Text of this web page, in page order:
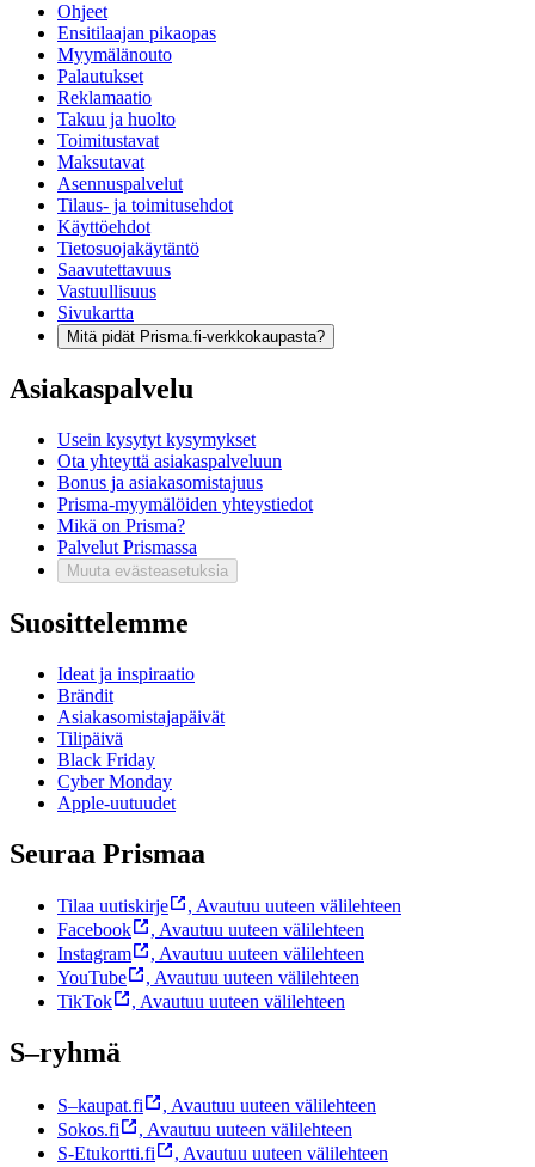
Ohjeet
Ensitilaajan pikaopas
Myymälänouto
Palautukset
Reklamaatio
Takuu ja huolto
Toimitustavat
Maksutavat
Asennuspalvelut
Tilaus- ja toimitusehdot
Käyttöehdot
Tietosuojakäytäntö
Saavutettavuus
Vastuullisuus
Sivukartta
Mitä pidät Prisma.fi-verkkokaupasta?
Asiakaspalvelu
Usein kysytyt kysymykset
Ota yhteyttä asiakaspalveluun
Bonus ja asiakasomistajuus
Prisma-myymälöiden yhteystiedot
Mikä on Prisma?
Palvelut Prismassa
Muuta evästeasetuksia
Suosittelemme
Ideat ja inspiraatio
Brändit
Asiakasomistajapäivät
Tilipäivä
Black Friday
Cyber Monday
Apple-uutuudet
Seuraa Prismaa
Tilaa uutiskirje , Avautuu uuteen välilehteen
Facebook
, Avautuu uuteen välilehteen
Instagram
, Avautuu uuteen välilehteen
YouTube
, Avautuu uuteen välilehteen
TikTok
, Avautuu uuteen välilehteen
S–ryhmä
S–kaupat.fi , Avautuu uuteen välilehteen
Sokos.fi
, Avautuu uuteen välilehteen
S-Etukortti.fi
, Avautuu uuteen välilehteen